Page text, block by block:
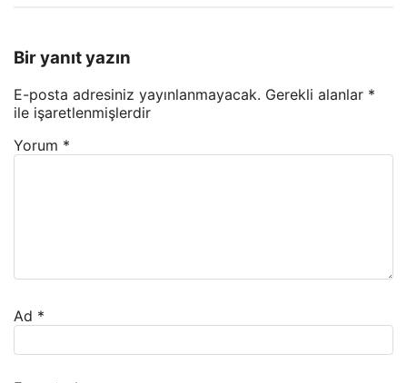
Bir yanıt yazın
E-posta adresiniz yayınlanmayacak. Gerekli alanlar *
ile işaretlenmişlerdir
Yorum *
Ad *